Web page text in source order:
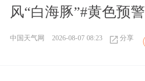
风“白海豚”#黄色预警
中国天气网 2026-08-07 08:23 分享